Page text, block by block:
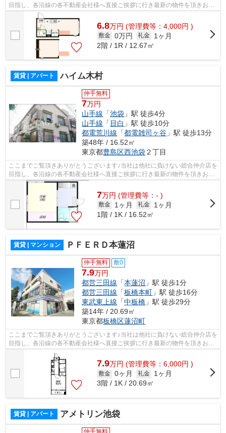
目指し、各沿線の各不動産会社様へ直接ご挨拶に行き最新の物件を頂きお客
様へ提供しております！最新の情報は...
6.8万円 (管理費等：4,000円 )
敷金 0万円 礼金
1ヶ月
2階 / 1R / 12.67㎡
賃貸 | アパート ハイム木村
仲手無料
7万円
山手線 「池袋 」駅 徒歩4分
山手線 「 目白 」駅 徒歩10分
都電荒川線 「都電雑司ヶ谷 」駅 徒歩13分
築48年 / 16.52㎡
東京都豊島区西池袋２丁目
ここまでご覧頂きありがとうございます♪当社は他社に負けない総合仲介店を
目指し、各沿線の各不動産会社様へ直接ご挨拶に行き最新の物件を頂きお客
様へ提供しております！最新の情報は...
7万円 (管理費等：- )
敷金 1ヶ月 礼金
1ヶ月
1階 / 1K / 16.52㎡
賃貸 | マンション ＰＦＥＲＤ本蓮沼
仲手無料 敷0
7.9万円
都営三田線 「本蓮沼 」駅 徒歩1分
都営三田線 「板橋本町 」駅 徒歩16分
東武東上線 「中板橋 」駅 徒歩29分
築14年 / 20.69㎡
東京都板橋区蓮沼町
ここまでご覧頂きありがとうございます♪当社は他社に負けない総合仲介店を
目指し、各沿線の各不動産会社様へ直接ご挨拶に行き最新の物件を頂きお客
様へ提供しております！最新の情報は...
7.9万円 (管理費等：6,000円 )
敷金 0ヶ月 礼金
1ヶ月
3階 / 1K / 20.69㎡
賃貸 | アパート アメトリン池袋
仲手無料